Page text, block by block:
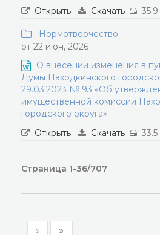
Открыть
Скачать
Нормотворчество
от 22 июн, 2026
О внесении изменения в
Думы Находкинского
29.03.2023 № 93 «Об
имущественной комиссии
городского округа»
Открыть
Скачать
Страница 1-36/707